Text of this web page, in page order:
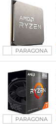
PARAGONA
PARAGONA